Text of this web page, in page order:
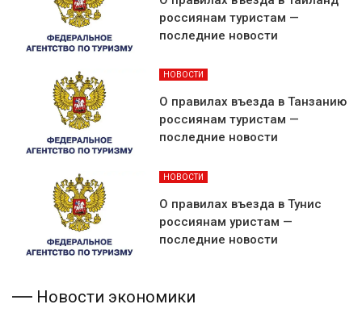
россиянам туристам —
последние новости
НОВОСТИ
О правилах въезда в Танзанию
россиянам туристам —
последние новости
НОВОСТИ
О правилах въезда в Тунис
россиянам уристам —
последние новости
Новости экономики